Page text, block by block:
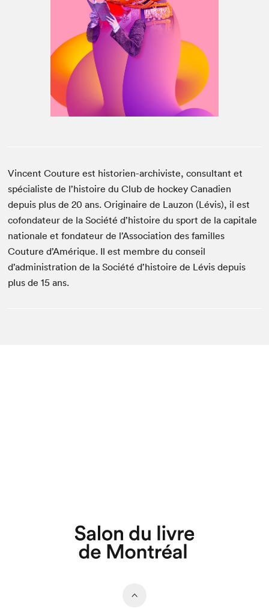
Espace médias
Vincent Couture est historien-archiviste, consultant et
spécialiste de l’histoire du Club de hockey Canadien
depuis plus de 20 ans. Originaire de Lauzon (Lévis), il est
cofondateur de la Société d’histoire du sport de la capitale
nationale et fondateur de l’Association des familles
Couture d’Amérique. Il est membre du conseil
d’administration de la Société d’histoire de Lévis depuis
plus de 15 ans.